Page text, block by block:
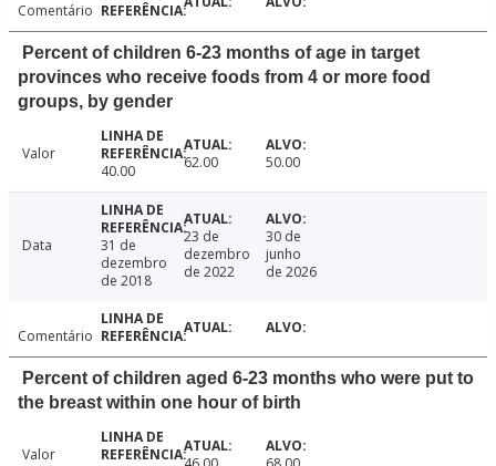
Comentário
Percent of children 6-23 months of age in target
provinces who receive foods from 4 or more food
groups, by gender
Valor
40.00
62.00 50.00
Data
31 de
dezembro
de 2018
23 de
dezembro
de 2022
30 de
junho
de 2026
Comentário
Percent of children aged 6-23 months who were put to
the breast within one hour of birth
Valor